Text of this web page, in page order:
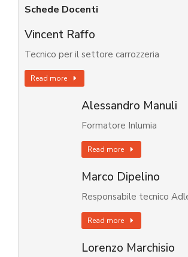
Schede Docenti
Vincent Raffo
Tecnico per il settore carrozzeria
Read more
Alessandro Manuli
Formatore Inlumia
Read more
Marco Dipelino
Responsabile tecnico
Read more
Lorenzo Marchisio